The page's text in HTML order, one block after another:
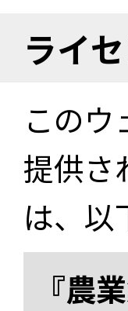
ライ
この
提供さ
は、以
『農